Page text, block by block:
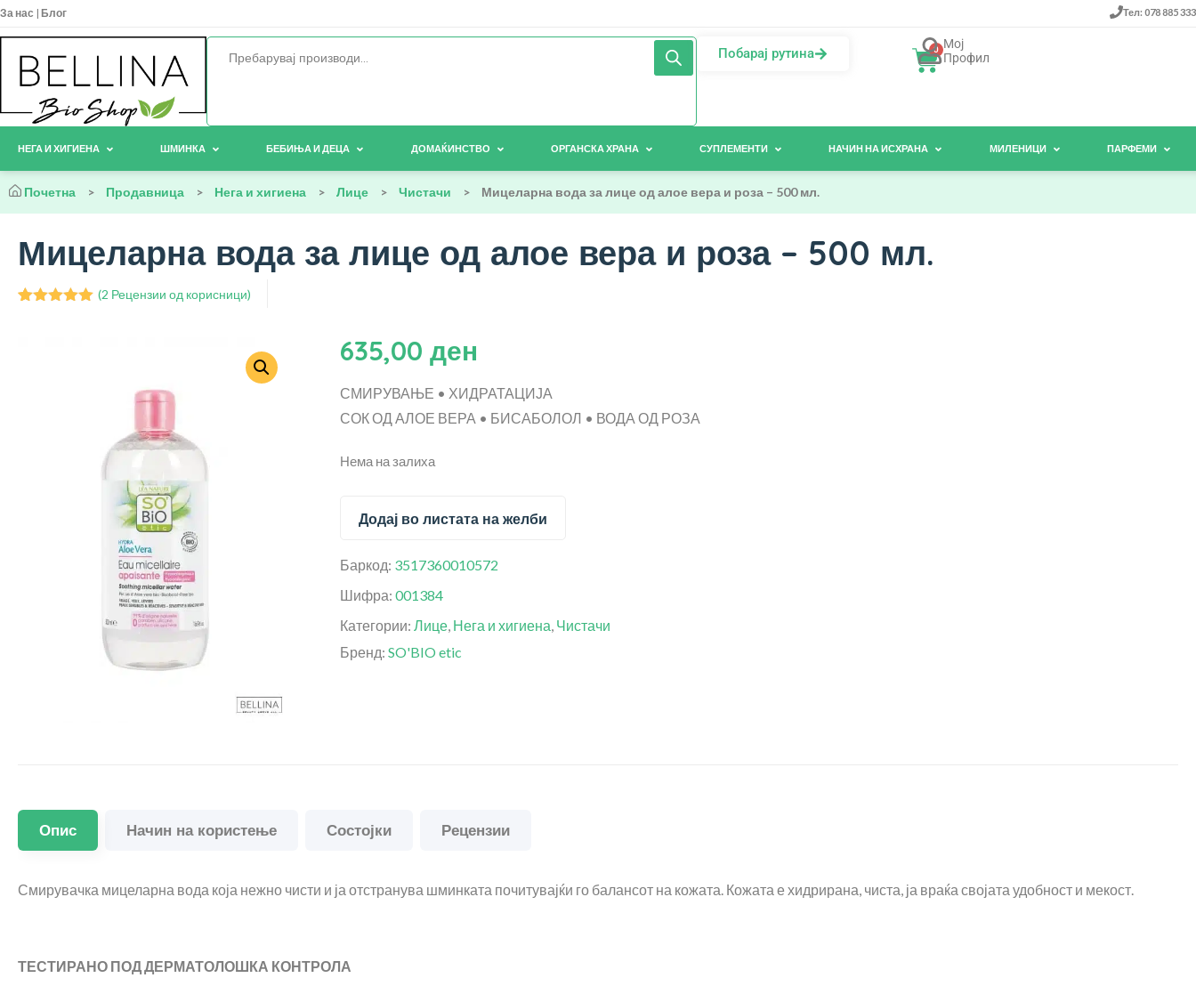
За нас | Блог Тел: 078 885 333
Побарај рутина 0 Мој
Профил
НЕГА И ХИГИЕНА ШМИНКА БЕБИЊА И ДЕЦА ДОМАЌИНСТВО ОРГАНСКА ХРАНА СУПЛЕМЕНТИ НАЧИН НА ИСХРАНА МИЛЕНИЦИ ПАРФЕМИ
Почетна > Продавница > Нега и хигиена > Лице > Чистачи > Мицеларна вода за лице од алое вера и роза – 500 мл.
Мицеларна вода за лице од алое вера и роза – 500 мл.
(2 Рецензии од корисници)
635,00 ден
СМИРУВАЊЕ • ХИДРАТАЦИЈА
СОК ОД АЛОЕ ВЕРА • БИСАБОЛОЛ • ВОДА ОД РОЗА
Нема на залиха
Додај во листата на желби
Баркод: 3517360010572
Шифра: 001384
Категории: Лице, Нега и хигиена, Чистачи
Бренд: SO'BIO etic
Опис Начин на користење Состојки Рецензии
Смирувачка мицеларна вода која нежно чисти и ја отстранува шминката почитувајќи го балансот на кожата. Кожата е хидрирана, чиста, ја враќа својата удобност и мекост.
ТЕСТИРАНО ПОД ДЕРМАТОЛОШКА КОНТРОЛА